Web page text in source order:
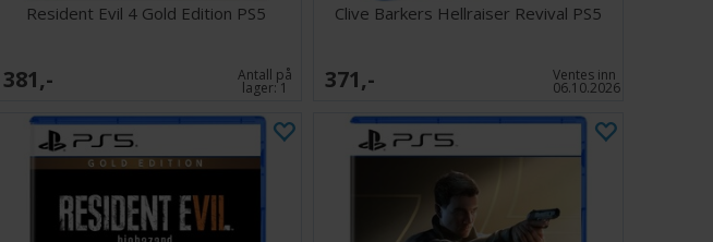
Resident Evil 4 Gold Edition PS5
381,- Antall på
lager:1
Clive Barkers Hellraiser Revival PS5
371,- Ventes inn
06.10.2026